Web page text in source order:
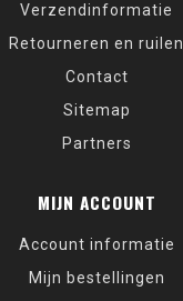
Verzendinformatie
Retourneren en ruilen
Contact
Sitemap
Partners
MIJN ACCOUNT
Account informatie
Mijn bestellingen